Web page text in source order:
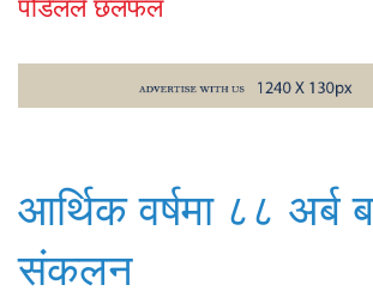
पौडेलले छलफल
आर्थिक वर्षमा ८८ अर्ब
संकलन